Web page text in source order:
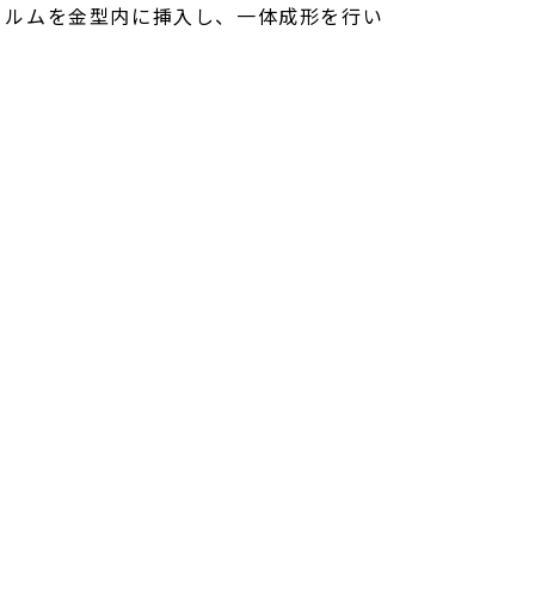
を金型内に挿入し、一体成形を行い